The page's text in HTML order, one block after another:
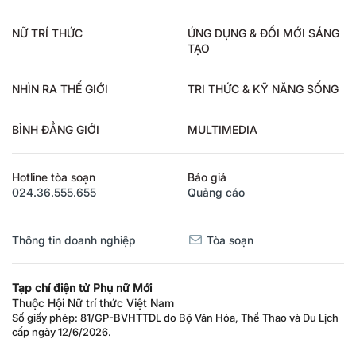
NỮ TRÍ THỨC
ỨNG DỤNG & ĐỔI MỚI SÁNG
TẠO
NHÌN RA THẾ GIỚI TRI THỨC & KỸ NĂNG SỐNG
BÌNH ĐẲNG GIỚI MULTIMEDIA
Hotline tòa soạn
024.36.555.655
Báo giá
Quảng cáo
Thông tin doanh nghiệp Tòa soạn
Tạp chí điện tử Phụ nữ Mới
Thuộc Hội Nữ trí thức Việt Nam
Số giấy phép: 81/GP-BVHTTDL do Bộ Văn Hóa, Thể Thao và Du Lịch
cấp ngày 12/6/2026.